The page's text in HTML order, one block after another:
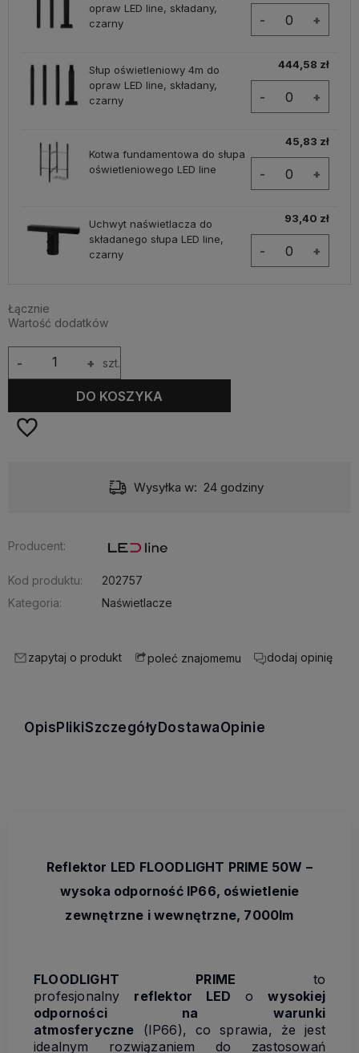
opraw LED line, składany,
czarny
- +
Słup oświetleniowy 4m do
opraw LED line, składany,
czarny
444,58 zł
- +
Kotwa fundamentowa do słupa
oświetleniowego LED line
45,83 zł
- +
Uchwyt naświetlacza do
składanego słupa LED line,
czarny
93,40 zł
- +
Łącznie
Wartość dodatków
+
- szt.
DO KOSZYKA
Dostawa: 20,00 zł - przesyłka kurierska
Producent:
Kod produktu:
202757
Kategoria:
Naświetlacze
zapytaj o produkt poleć znajomemu dodaj opinię
Opis PlikiSzczegóły DostawaOpinie
Reflektor LED FLOODLIGHT PRIME 50W –
wysoka odporność IP66, oświetlenie
zewnętrzne i wewnętrzne, 7000lm
FLOODLIGHT PRIME to
profesjonalny reflektor LED owysokiej
odporności na warunki
atmosferyczne (IP66), co sprawia, że jest
idealnym rozwiązaniem do zastosowań